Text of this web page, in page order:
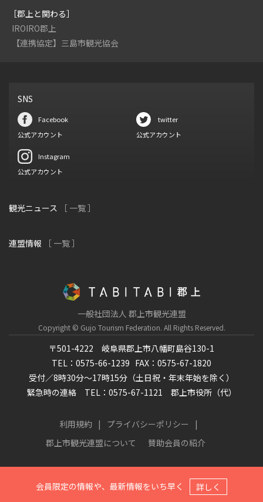
［郡上と関わる］
IROIRO郡上
【連携協定】三島市観光協会
SNS
Facebook
公式アカウント
twitter
公式アカウント
Instagram
公式アカウント
観光ニュース ［ 一覧 ］
連盟情報 ［ 一覧 ］
一般社団法人 郡上市観光連盟
Copyright © Gujo Tourism Federation. All Rights Reserved.
〒501-4222 岐阜県郡上市八幡町島谷130-1
TEL：0575-66-1239 FAX：0575-67-1820
受付／8時30分～17時15分（土日祝・年末年始を除く）
緊急時の連絡 TEL：0575-67-1121 郡上市役所（代）
利用規約
プライバシーポリシー
郡上市観光連盟について
賛助会員の紹介
会員限定の情報や、最新情報をいち早く 詳しく